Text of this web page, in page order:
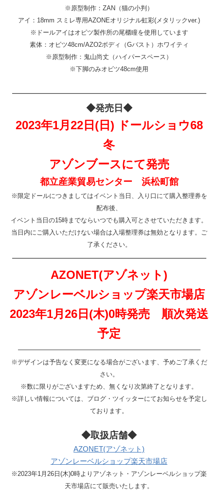
※原型制作：ZAN（猫の小判）
アイ：18mm スミレ専用AZONEオリジナル虹彩(メタリックver.)
※ドールアイはオビツ製作所の尾櫃瞳を使用しています
素体：オビツ48cm/AZO2ボディ（Gバスト）ホワイティ
※原型制作：鬼山尚丈（ハイパースペース）
※下脚のみオビツ48cm使用
—————————————————————
◆発売日◆
2023年1月22日(日) ドールショウ68
冬
アゾンブースにて発売
都立産業貿易センター 浜松町館
※限定ドールにつきましてはイベント当日、入り口にて購入整理券を
配布後、
イベント当日の15時までならいつでも購入可とさせていただきます。
当日内にご購入いただけない場合は入場整理券は無効となります。ご
了承ください。
—————————————————————
AZONET(アゾネット)
アゾンレーベルショップ楽天市場店
2023年1月26日(木)0時発売 順次発送
予定
—————————————————————————
※デザインは予告なく変更になる場合がございます、予めご了承くだ
さい。
※数に限りがございますため、無くなり次第終了となります。
※詳しい情報については、ブログ・ツイッターにてお知らせを予定し
ております。
◆取扱店舗◆
AZONET(アゾネット)
アゾンレーベルショップ楽天市場店
※2023年1月26日(木)0時よりアゾネット・アゾンレーベルショップ楽
天市場店にて販売いたします。